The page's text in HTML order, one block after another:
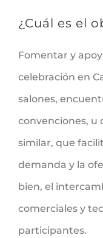
¿Cuál es el
Fomentar y
celebración en
salones,
convenciones, u
similar, que
demanda y la
bien, el
comerciales y
participantes.